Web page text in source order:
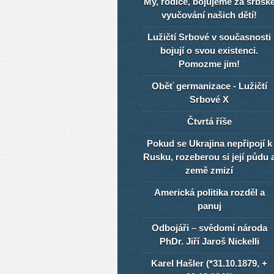
vyučování našich dětí!
Lužičtí Srbové v současnosti
bojují o svou existenci.
Pomozme jim!
Oběť germanizace - Lužičtí
Srbové X
Čtvrtá říše
Pokud se Ukrajina nepřipojí k
Rusku, rozeberou si její půdu
země zmizí
Americká politika rozděl a
panuj
Odbojáři – svědomí národa
PhDr. Jiří Jaroš Nickelli
Karel Hašler (*31.10.1879, +